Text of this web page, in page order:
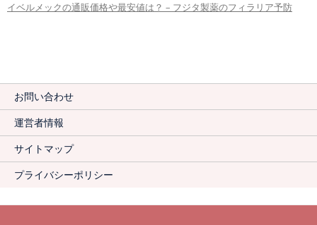
イベルメックの通販価格や最安値は？ – フジタ製薬のフィラリア予防
お問い合わせ
運営者情報
サイトマップ
プライバシーポリシー